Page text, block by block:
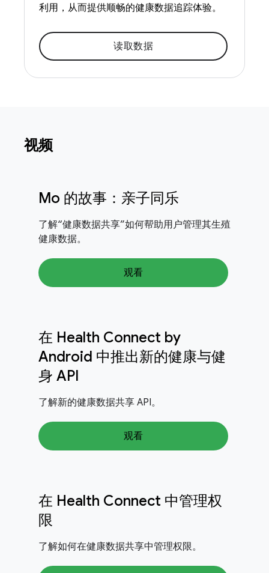
利用，从而提供顺畅的健康数据追踪体验。
读取数据
视频
Mo 的故事：亲子同乐
了解“健康数据共享”如何帮助用户管理其生殖
健康数据。
观看
在 Health Connect by
Android 中推出新的健康与健
身 API
了解新的健康数据共享 API。
观看
在 Health Connect 中管理权
限
了解如何在健康数据共享中管理权限。